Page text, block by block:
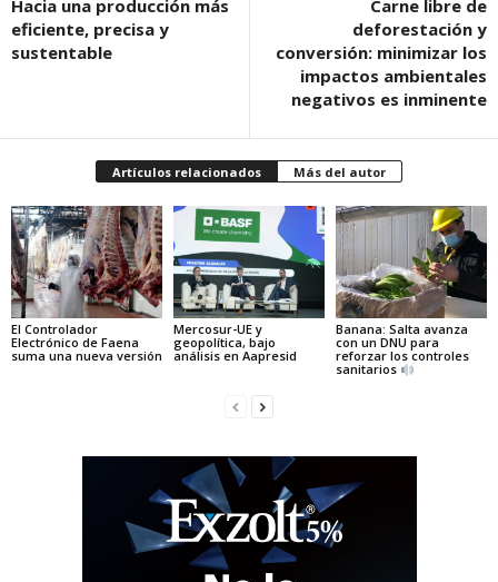
Hacia una producción más
eficiente, precisa y
sustentable
Carne libre de
deforestación y
conversión: minimizar los
impactos ambientales
negativos es inminente
Artículos relacionados Más del autor
El Controlador
Electrónico de Faena
suma una nueva versión
Mercosur-UE y
geopolítica, bajo
análisis en Aapresid
Banana: Salta avanza
con un DNU para
reforzar los controles
sanitarios